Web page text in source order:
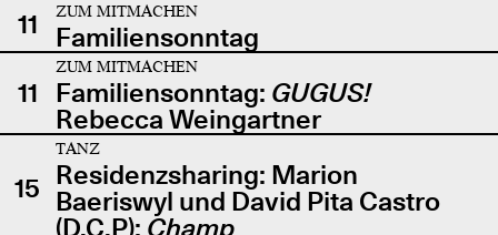
11
ZUM MITMACHEN
Familiensonntag
11
ZUM MITMACHEN
Familiensonntag: GUGUS!
Rebecca Weingartner
15
TANZ
Residenzsharing: Marion
Baeriswyl und David Pita Castro
(D.C.P): Champ